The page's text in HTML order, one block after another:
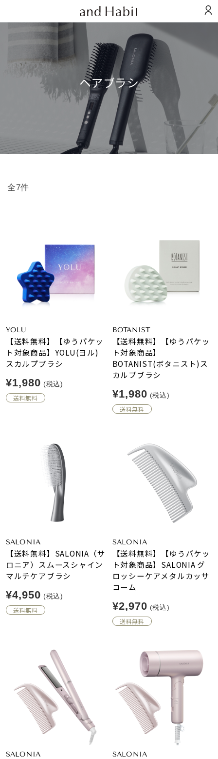
ヘアブラシ
全7件
YOLU
【送料無料】【ゆうパケッ
ト対象商品】YOLU(ヨル)
スカルプブラシ
¥1,980 (税込)
送料無料
BOTANIST
【送料無料】【ゆうパケッ
ト対象商品】
BOTANIST(ボタニスト)ス
カルプブラシ
¥1,980 (税込)
送料無料
SALONIA
【送料無料】SALONIA（サ
ロニア）スムースシャイン
マルチケアブラシ
¥4,950 (税込)
送料無料
SALONIA
【送料無料】【ゆうパケッ
ト対象商品】SALONIA グ
ロッシーケアメタルカッサ
コーム
¥2,970 (税込)
送料無料
SALONIA SALONIA